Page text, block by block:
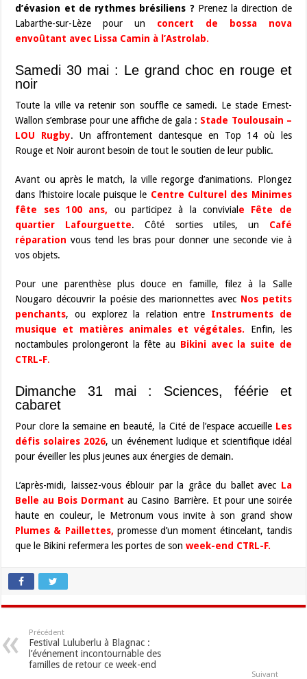
d’évasion et de rythmes brésiliens ? Prenez la direction de
Labarthe-sur-Lèze pour un concert de bossa nova
envoûtant avec Lissa Camin à l’Astrolab.
Samedi 30 mai : Le grand choc en rouge et
noir
Toute la ville va retenir son souffle ce samedi. Le stade Ernest-
Wallon s’embrase pour une affiche de gala : Stade Toulousain –
LOU Rugby. Un affrontement dantesque en Top 14 où les
Rouge et Noir auront besoin de tout le soutien de leur public.
Avant ou après le match, la ville regorge d’animations. Plongez
dans l’histoire locale puisque le Centre Culturel des Minimes
fête ses 100 ans, ou participez à la convivial e Fête de
quartier Lafourguette. Côté sorties utiles, un
Café
réparation vous tend les bras pour donner une seconde vie à
vos objets.
Pour une parenthèse plus douce en famille, filez à la Salle
Nougaro découvrir la poésie des marionnettes avec Nos petits
penchants, ou explorez la relation entre Instruments de
musique et matières animales et végétales. Enfin, les
noctambules prolongeront la fête au Bikini avec la suite de
CTRL-F.
Dimanche 31 mai : Sciences, féérie et
cabaret
Pour clore la semaine en beauté, la Cité de l’espace accueille Les
défis solaires 2026, un événement ludique et scientifique idéal
pour éveiller les plus jeunes aux énergies de demain.
L’après-midi, laissez-vous éblouir par la grâce du ballet avec La
Belle au Bois Dormant au Casino Barrière. Et pour une soirée
haute en couleur, le Metronum vous invite à son grand show
Plumes & Paillettes, promesse d’un moment étincelant, tandis
que le Bikini refermera les portes de sonweek-end CTRL-F.
Précédent
Festival Luluberlu à Blagnac :
l’événement incontournable des
familles de retour ce week-end
Suivant